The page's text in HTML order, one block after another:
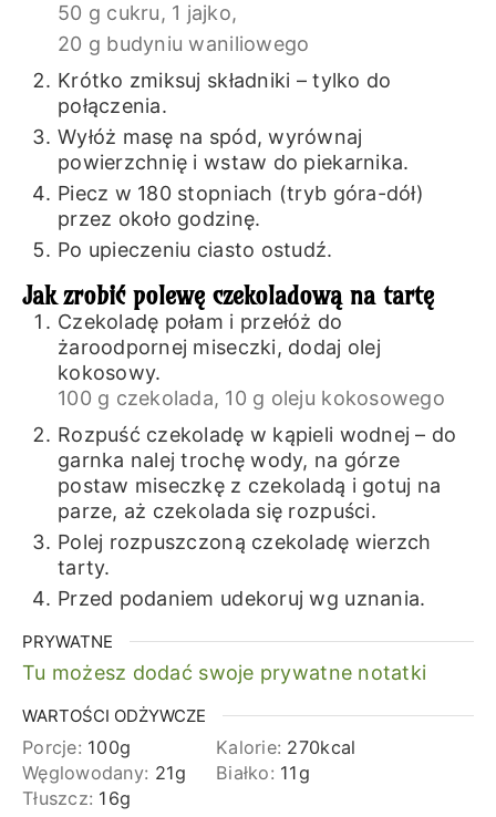
50 g cukru, 1 jajko,
20 g budyniu waniliowego
Krótko zmiksuj składniki – tylko do
połączenia.
Wyłóż masę na spód, wyrównaj
powierzchnię i wstaw do piekarnika.
Piecz w 180 stopniach (tryb góra-dół)
przez około godzinę.
Po upieczeniu ciasto ostudź.
Jak zrobić polewę czekoladową na tartę
Czekoladę połam i przełóż do
żaroodpornej miseczki, dodaj olej
kokosowy.
100 g czekolada, 10 g oleju kokosowego
Rozpuść czekoladę w kąpieli wodnej – do
garnka nalej trochę wody, na górze
postaw miseczkę z czekoladą i gotuj na
parze, aż czekolada się rozpuści.
Polej rozpuszczoną czekoladę wierzch
tarty.
Przed podaniem udekoruj wg uznania.
PRYWATNE
Tu możesz dodać swoje prywatne notatki
WARTOŚCI ODŻYWCZE
Porcje: 100g Kalorie: 270kcal
Węglowodany: 21g Białko: 11g
Tłuszcz: 16g